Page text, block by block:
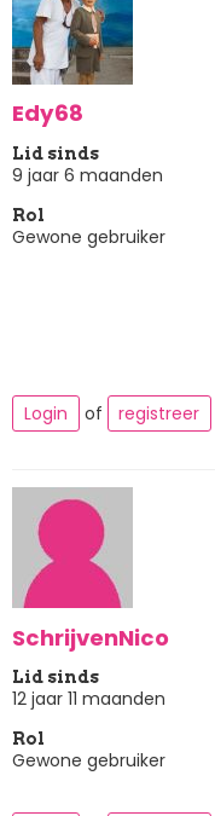
Edy68
Lid sinds
9 jaar 6 maanden
Rol
Gewone gebruiker
Login
of registreer
SchrijvenNico
Lid sinds
12 jaar 11 maanden
Rol
Gewone gebruiker